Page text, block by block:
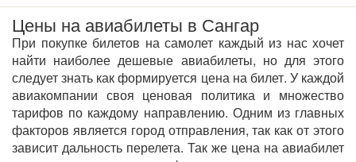
Цены на авиабилеты в Сангар
При покупке билетов на самолет каждый из нас хочет
найти наиболее дешевые авиабилеты, но для этого
следует знать как формируется цена на билет. У каждой
авиакомпании своя ценовая политика и множество
тарифов по каждому направлению. Одним из главных
факторов является город отправления, так как от этого
зависит дальность перелета. Так же цена на авиабилет